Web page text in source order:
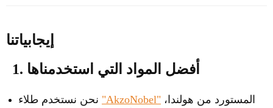
إيجابياتنا
1. أفضل المواد التي استخدمناها
"AkzoNobel"